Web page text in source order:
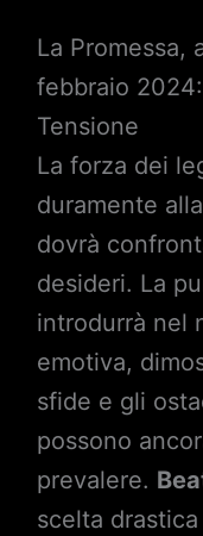
La Promessa,
febbraio
Tensione
La forza dei
duramente
dovrà
desideri. La
introdurrà nel
emotiva,
sfide e gli
possono
prevalere.
scelta